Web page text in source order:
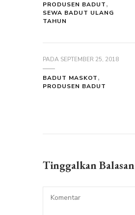
PRODUSEN BADUT
SEWA BADUT ULANG
TAHUN
PADA SEPTEMBER 25, 2018
BADUT MASKOT
PRODUSEN BADUT
Tinggalkan Balasan